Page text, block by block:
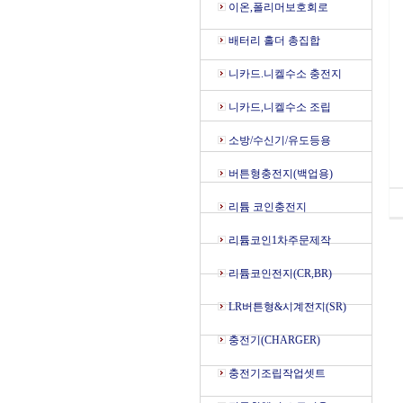
이온,폴리머보호회로
배터리 홀더 총집합
니카드.니켈수소 충전지
니카드,니켈수소 조립
소방/수신기/유도등용
버튼형충전지(백업용)
리튬 코인충전지
리튬코인1차주문제작
리튬코인전지(CR,BR)
LR버튼형&시계전지(SR)
충전기(CHARGER)
충전기조립작업셋트